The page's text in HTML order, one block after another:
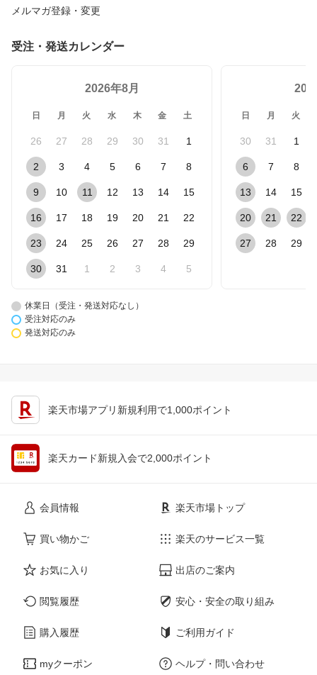
メルマガ登録・変更
受注・発送カレンダー
2026年8月
日 月 火 水 木 金 土
26 27 28 29 30 31 1
2 3 4 5 6 7 8
9 10 11 12 13 14 15
16 17 18 19 20 21 22
23 24 25 26 27 28 29
30 31 1 2 3 4 5
日 月 火
30 31 1
6 7 8
13 14 15
20 21 22
27 28 29
休業日（受注・発送対応なし）
受注対応のみ
発送対応のみ
楽天市場アプリ新規利用で1,000ポイント
楽天カード新規入会で2,000ポイント
会員情報
買い物かご
お気に入り
閲覧履歴
購入履歴
myクーポン
楽天市場トップ
楽天のサービス一覧
出店のご案内
安心・安全の取り組み
ご利用ガイド
ヘルプ・問い合わせ